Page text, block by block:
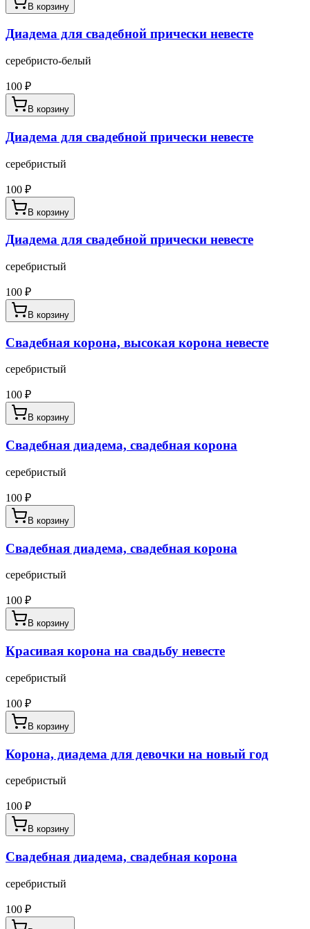
В корзину
Диадема для свадебной прически невесте
серебристо-белый
100 ₽
В корзину
Диадема для свадебной прически невесте
серебристый
100 ₽
В корзину
Диадема для свадебной прически невесте
серебристый
100 ₽
В корзину
Свадебная корона, высокая корона невесте
серебристый
100 ₽
В корзину
Свадебная диадема, свадебная корона
серебристый
100 ₽
В корзину
Свадебная диадема, свадебная корона
серебристый
100 ₽
В корзину
Красивая корона на свадьбу невесте
серебристый
100 ₽
В корзину
Корона, диадема для девочки на новый год
серебристый
100 ₽
В корзину
Свадебная диадема, свадебная корона
серебристый
100 ₽